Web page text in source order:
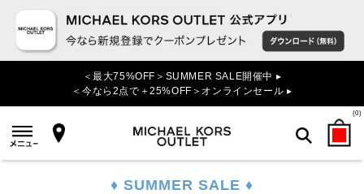
＜最大75%OFF＞SUMMER SALE開催中 ▸
＜今なら2点で＋25%OFF＞オンラインセール ▸
(0)
♦ SUMMER SALE ♦